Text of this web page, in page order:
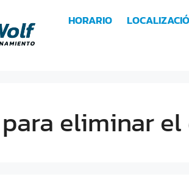
HORARIO
eliminar